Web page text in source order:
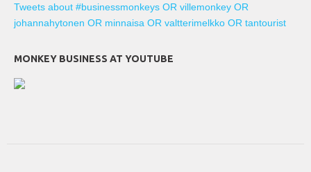
Tweets about #businessmonkeys OR villemonkey OR
johannahytonen OR minnaisa OR valtterimelkko OR tantourist
MONKEY BUSINESS AT YOUTUBE